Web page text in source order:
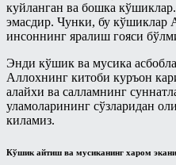
куйланган ва бошка
эмасдир. Чунки, бу кўшиклар
инсоннинг яралиш гояси
Энди кўшик ва мусика
Аллохнинг китоби куръон
алайхи ва салламнинг
уламоларининг сўзларидан
киламиз.
Кўшик айтиш ва мусиканинг харом